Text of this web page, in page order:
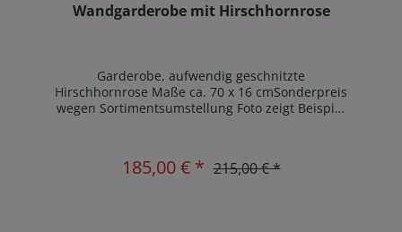
Wandgarderobe mit Hirschhornrose
Garderobe, aufwendig geschnitzte
Hirschhornrose Maße ca. 70 x 16 cmSonderpreis
wegen Sortimentsumstellung Foto zeigt Beispiel
185,00 € * 215,00 € *
In den Warenkorb